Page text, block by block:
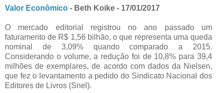
Valor Econômico - Beth Koike - 17/01/2017
O mercado editorial registrou no ano passado um
faturamento de R$ 1,56 bilhão, o que representa uma queda
nominal de 3,09% quando comparado a 2015.
Considerando o volume, a redução foi de 10,8% para 39,4
milhões de exemplares, de acordo com dados da Nielsen,
que fez o levantamento a pedido do Sindicato Nacional dos
Editores de Livros (Snel).